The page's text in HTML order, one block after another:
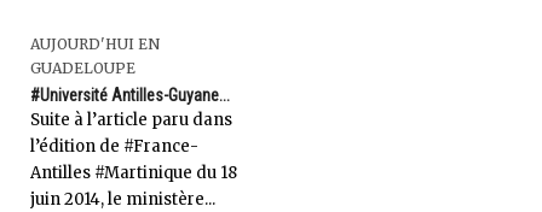
AUJOURD'HUI EN
GUADELOUPE
#Université Antilles-Guyane...
Suite à l’article paru dans
l’édition de #France-
Antilles #Martinique du 18
juin 2014, le ministère...